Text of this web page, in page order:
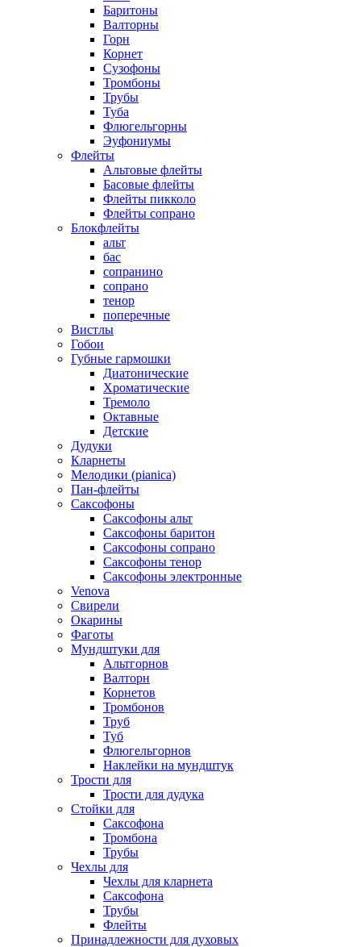
Баритоны
Валторны
Горн
Корнет
Сузофоны
Тромбоны
Трубы
Туба
Флюгельгорны
Эуфониумы
Флейты
Альтовые флейты
Басовые флейты
Флейты пикколо
Флейты сопрано
Блокфлейты
альт
бас
сопранино
сопрано
тенор
поперечные
Вистлы
Гобои
Губные гармошки
Диатонические
Хроматические
Тремоло
Октавные
Детские
Дудуки
Кларнеты
Мелодики (pianica)
Пан-флейты
Саксофоны
Саксофоны альт
Саксофоны баритон
Саксофоны сопрано
Саксофоны тенор
Саксофоны электронные
Venova
Свирели
Окарины
Фаготы
Мундштуки для
Альтгорнов
Валторн
Корнетов
Тромбонов
Труб
Туб
Флюгельгорнов
Наклейки на мундштук
Трости для
Трости для дудука
Стойки для
Саксофона
Тромбона
Трубы
Чехлы для
Чехлы для кларнета
Саксофона
Трубы
Флейты
Принадлежности для духовых